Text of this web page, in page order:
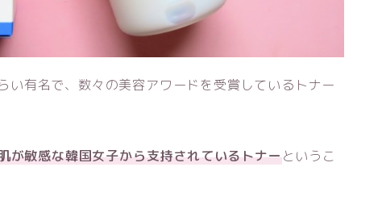
い有名で、数々の美容アワードを受賞しているトナー
が敏感な韓国女子から支持されているトナーというこ